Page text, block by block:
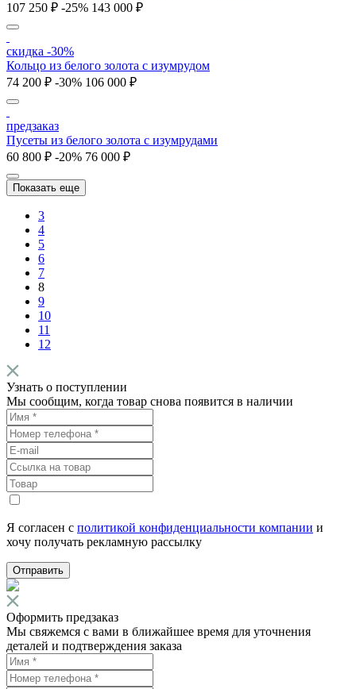
107 250 ₽ -25% 143 000 ₽
скидка -30%
Кольцо из белого золота с изумрудом
74 200 ₽ -30% 106 000 ₽
предзаказ
Пусеты из белого золота с изумрудами
60 800 ₽ -20% 76 000 ₽
Показать еще
3
4
5
6
7
8
9
10
11
12
Узнать о поступлении
Мы сообщим, когда товар снова появится в наличии
Я согласен с политикой конфиденциальности компании и
хочу получать рекламную рассылку
Отправить
Оформить предзаказ
Мы свяжемся с вами в ближайшее время для уточнения
деталей и подтверждения заказа